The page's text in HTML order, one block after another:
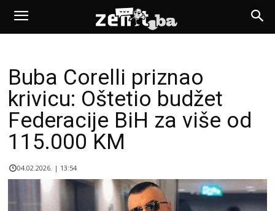
Buba Corelli priznao
krivicu: Oštetio budžet
Federacije BiH za više od
115.000 KM
04.02.2026. | 13:54